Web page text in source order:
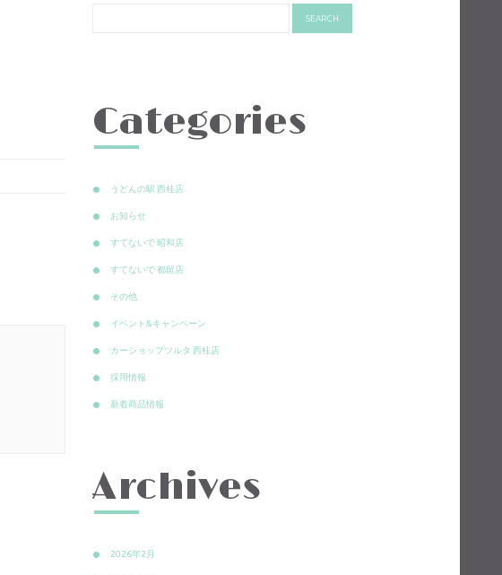
Categories
うどんの駅 西桂店
お知らせ
すてないで 昭和店
すてないで 都留店
その他
イベント&キャンペーン
カーショップツルタ 西桂店
採用情報
新着商品情報
Archives
2026年2月